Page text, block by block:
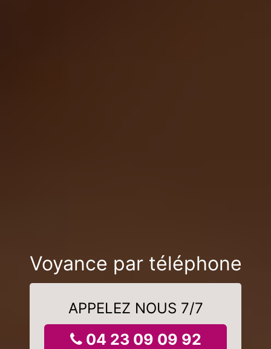
Voyance par téléphone
APPELEZ NOUS 7/7
04 23 09 09 92